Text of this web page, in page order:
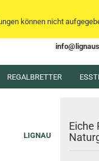
Lieferland
können nicht
REGALBRETTER
LIGNAU
Eiche